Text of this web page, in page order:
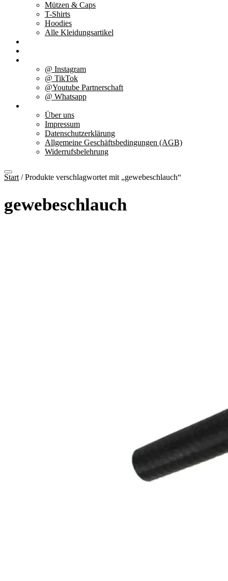
Mützen & Caps
T-Shirts
Hoodies
Alle Kleidungsartikel
@ Instagram
@ TikTok
@Youtube Partnerschaft
@ Whatsapp
Über uns
Impressum
Datenschutzerklärung
Allgemeine Geschäftsbedingungen (AGB)
Widerrufsbelehrung
Start / Produkte verschlagwortet mit „gewebeschlauch“
gewebeschlauch